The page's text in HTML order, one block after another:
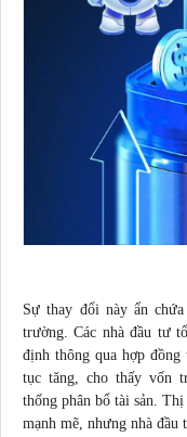
Sự thay đổi này ẩn
trường. Các nhà đầu tư
định thông qua hợp
tục tăng, cho thấy vốn
thống phân bổ tài sản.
mạnh mẽ, nhưng nhà đầu